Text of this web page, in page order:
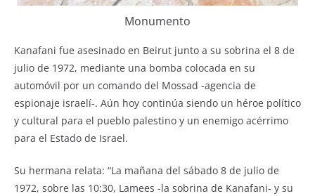
Monumento
Kanafani fue asesinado en Beirut junto a su sobrina el 8 de
julio de 1972, mediante una bomba colocada en su
automóvil por un comando del Mossad -agencia de
espionaje israelí-. Aún hoy continúa siendo un héroe político
y cultural para el pueblo palestino y un enemigo acérrimo
para el Estado de Israel.
Su hermana relata: “La mañana del sábado 8 de julio de
1972, sobre las 10:30, Lamees -la sobrina de Kanafani- y su